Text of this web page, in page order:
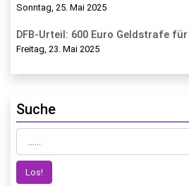
Sonntag, 25. Mai 2025
DFB-Urteil: 600 Euro Geldstrafe
Freitag, 23. Mai 2025
Suche